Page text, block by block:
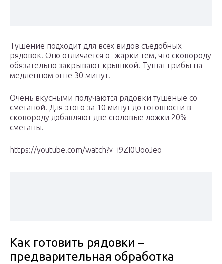
Тушение подходит для всех видов съедобных
рядовок. Оно отличается от жарки тем, что сковороду
обязательно закрывают крышкой. Тушат грибы на
медленном огне 30 минут.
Очень вкусными получаются рядовки тушеные со
сметаной. Для этого за 10 минут до готовности в
сковороду добавляют две столовые ложки 20%
сметаны.
https://youtube.com/watch?v=i9ZI0UooJeo
Как готовить рядовки –
предварительная обработка